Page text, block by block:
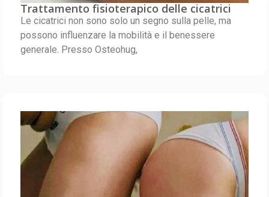
Trattamento fisioterapico delle cicatrici
Le cicatrici non sono solo un segno sulla pelle, ma
possono influenzare la mobilità e il benessere
generale. Presso Osteohug,